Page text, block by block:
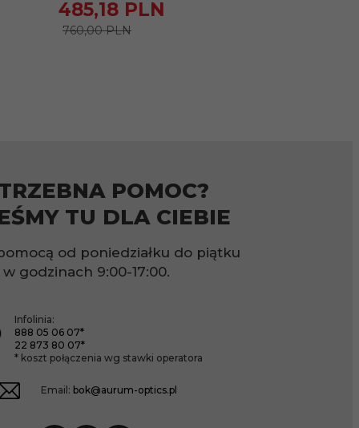
485,18 PLN
760,00 PLN
POMOC?
TU DLA CIEBIE
od poniedziałku do piątku
w godzinach 9:00-17:00.
Infolinia:
888 05 06 07*
22 873 80 07*
* koszt połączenia wg stawki operatora
Email: bok@aurum-optics.pl